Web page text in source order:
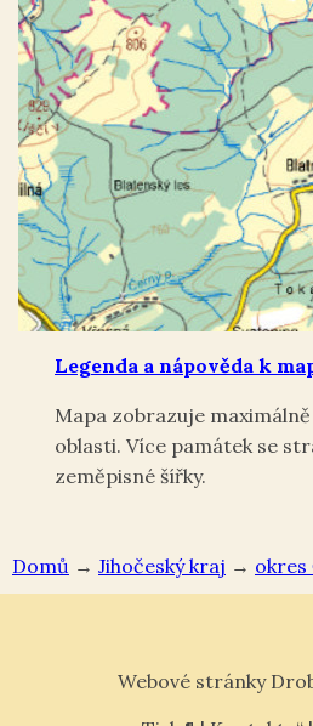
Domů → Jihočeský kraj → okres
Legenda a nápověda k
Mapa zobrazuje
oblasti. Více památek se
zeměpisné šířky.
Webové stránky